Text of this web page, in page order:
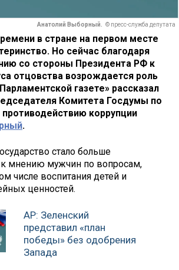
Анатолий Выборный. © пресс-служба депутата
в стране на первом месте
Но сейчас благодаря
со стороны Президента РФ к
отцовства возрождается роль
газете» рассказал
Комитета Госдумы по
противодействию коррупции
.
стало больше
к мнению мужчин по вопросам,
числе воспитания детей и
ценностей.
AP: Зеленский
представил «план
победы» без одобрения
Запада